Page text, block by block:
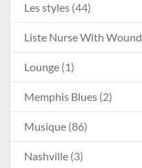
Les styles (44)
Liste Nurse With Wound
Lounge (1)
Memphis Blues (2)
Musique (86)
Nashville (3)